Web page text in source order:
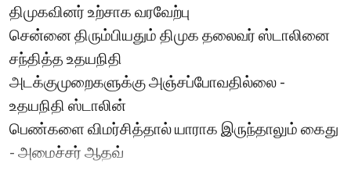
திமுகவினர் உற்சாக வரவேற்பு
சென்னை திரும்பியதும் திமுக தலைவர் ஸ்டாலினை
சந்தித்த உதயநிதி
அடக்குமுறைகளுக்கு அஞ்சப்போவதில்லை -
உதயநிதி ஸ்டாலின்
பெண்களை விமர்சித்தால் யாராக இருந்தாலும் கைது
- அமைச்சர் ஆதவ்